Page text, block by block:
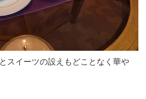
スイーツの設えもどことなく華や